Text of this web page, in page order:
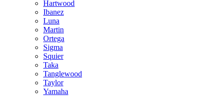
Hartwood
Ibanez
Luna
Martin
Ortega
Sigma
Squier
Taka
Tanglewood
Taylor
Yamaha